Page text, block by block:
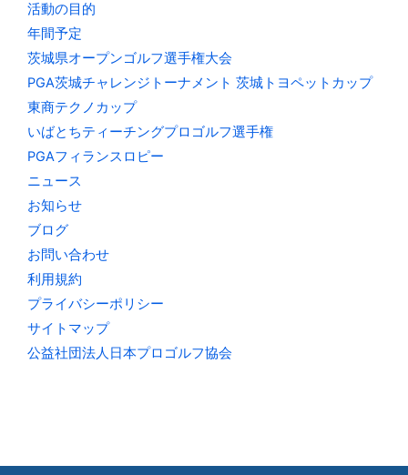
活動の目的
年間予定
茨城県オープンゴルフ選手権大会
PGA茨城チャレンジトーナメント 茨城トヨペットカップ
東商テクノカップ
いばとちティーチングプロゴルフ選手権
PGAフィランスロピー
ニュース
お知らせ
ブログ
お問い合わせ
利用規約
プライバシーポリシー
サイトマップ
公益社団法人日本プロゴルフ協会